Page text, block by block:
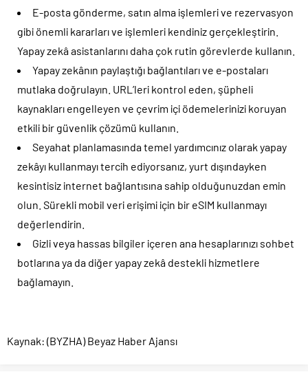
E-posta gönderme, satın alma işlemleri ve rezervasyon
gibi önemli kararları ve işlemleri kendiniz gerçekleştirin.
Yapay zekâ asistanlarını daha çok rutin görevlerde kullanın.
Yapay zekânın paylaştığı bağlantıları ve e-postaları
mutlaka doğrulayın. URL’leri kontrol eden, şüpheli
kaynakları engelleyen ve çevrim içi ödemelerinizi koruyan
etkili bir güvenlik çözümü kullanın.
Seyahat planlamasında temel yardımcınız olarak yapay
zekâyı kullanmayı tercih ediyorsanız, yurt dışındayken
kesintisiz internet bağlantısına sahip olduğunuzdan emin
olun. Sürekli mobil veri erişimi için bir eSIM kullanmayı
değerlendirin.
Gizli veya hassas bilgiler içeren ana hesaplarınızı sohbet
botlarına ya da diğer yapay zekâ destekli hizmetlere
bağlamayın.
Kaynak: (BYZHA) Beyaz Haber Ajansı